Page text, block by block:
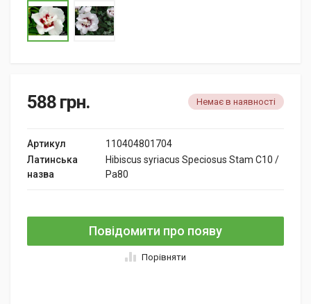
588 грн. Немає в наявності
Артикул
110404801704
Латинська
назва
Hibiscus syriacus Speciosus Stam C10 /
Pa80
Повідомити про появу
Порівняти